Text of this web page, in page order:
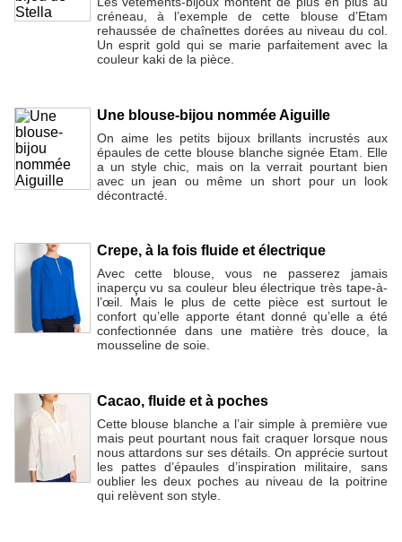
créneau, à l’exemple de cette blouse d’Etam
rehaussée de chaînettes dorées au niveau du col.
Un esprit gold qui se marie parfaitement avec la
couleur kaki de la pièce.
Une blouse-bijou nommée Aiguille
On aime les petits bijoux brillants incrustés aux
épaules de cette blouse blanche signée Etam. Elle
a un style chic, mais on la verrait pourtant bien
avec un jean ou même un short pour un look
décontracté.
Crepe, à la fois fluide et électrique
Avec cette blouse, vous ne passerez jamais
inaperçu vu sa couleur bleu électrique très tape-à-
l’œil. Mais le plus de cette pièce est surtout le
confort qu’elle apporte étant donné qu’elle a été
confectionnée dans une matière très douce, la
mousseline de soie.
Cacao, fluide et à poches
Cette blouse blanche a l’air simple à première vue
mais peut pourtant nous fait craquer lorsque nous
nous attardons sur ses détails. On apprécie surtout
les pattes d’épaules d’inspiration militaire, sans
oublier les deux poches au niveau de la poitrine
qui relèvent son style.